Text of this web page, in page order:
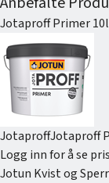
Jotaproff Primer 10l
JotaproffJotaproff
Logg inn for å se pris
Jotun Kvist og